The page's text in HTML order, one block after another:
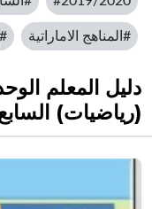
#المناهج الاماراتية
دليل المعلم
(رياضيات)